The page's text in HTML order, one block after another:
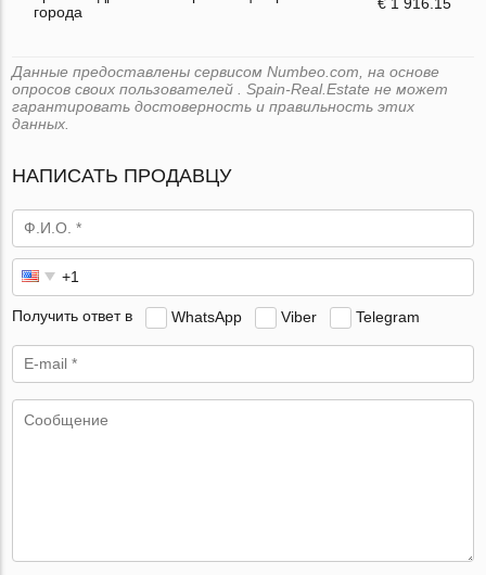
города
Данные предоставлены сервисом Numbeo.com, на основе
опросов своих пользователей . Spain-Real.Estate не может
гарантировать достоверность и правильность этих
данных.
НАПИСАТЬ ПРОДАВЦУ
Получить ответ в WhatsApp Viber Telegram